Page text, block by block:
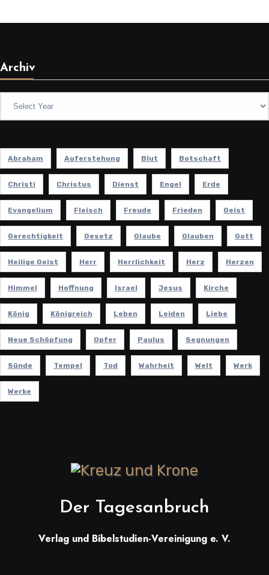
Archiv
Abraham Auferstehung Blut Botschaft
Christi Christus Dienst Engel Erde
Evangelium Fleisch Freude Frieden Geist
Gerechtigkeit Gesetz Glaube Glauben Gott
Heilige Geist Herr Herrlichkeit Herz Herzen
Himmel Hoffnung Israel Jesus Kirche
König Königreich Leben Leiden Liebe
Neue Schöpfung Opfer Paulus Segnungen
Sünde Tempel Tod Wahrheit Welt Werk
Werke
Der Tagesanbruch
Verlag und Bibelstudien-Vereinigung e. V.